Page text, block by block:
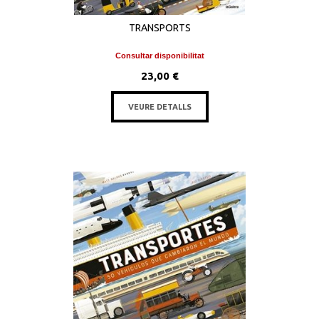
TRANSPORTS
Consultar disponibilitat
23,00 €
VEURE DETALLS